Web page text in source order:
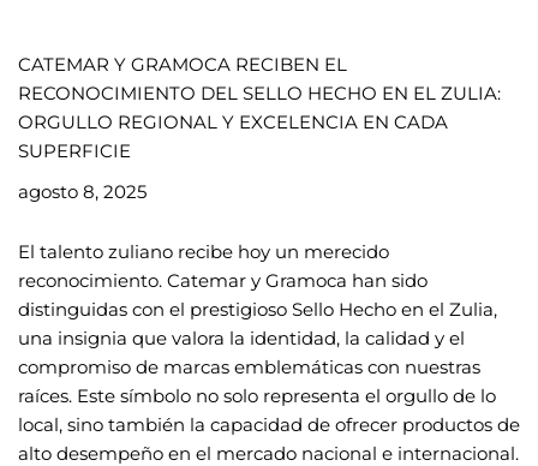
CATEMAR Y GRAMOCA RECIBEN EL
RECONOCIMIENTO DEL SELLO HECHO EN EL ZULIA:
ORGULLO REGIONAL Y EXCELENCIA EN CADA
SUPERFICIE
agosto 8, 2025
El talento zuliano recibe hoy un merecido
reconocimiento. Catemar y Gramoca han sido
distinguidas con el prestigioso Sello Hecho en el Zulia,
una insignia que valora la identidad, la calidad y el
compromiso de marcas emblemáticas con nuestras
raíces. Este símbolo no solo representa el orgullo de lo
local, sino también la capacidad de ofrecer productos de
alto desempeño en el mercado nacional e internacional.